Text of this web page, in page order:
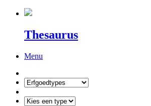
Thesaurus
Menu